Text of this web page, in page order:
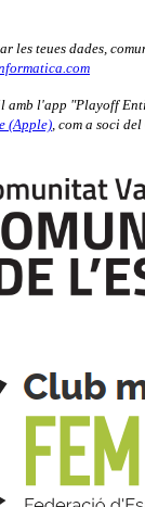
les teues dades,
amb l'app "Playoff
(Apple), com a soci del